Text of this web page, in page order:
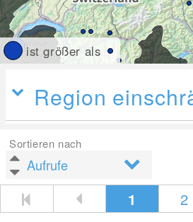
ist größer als
Region
Sortieren nach
1 2